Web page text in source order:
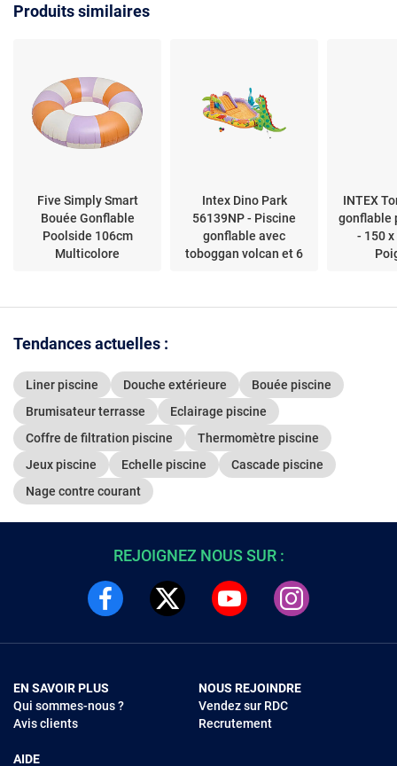
Produits similaires
Five Simply Smart
Bouée Gonflable
Poolside 106cm
Multicolore
Intex Dino Park
56139NP - Piscine
gonflable avec
toboggan volcan et 6
INTEX
gonflable
- 150
Tendances actuelles :
Liner piscine Douche extérieure
Bouée piscine
Brumisateur terrasse
Eclairage piscine
Coffre de filtration piscine
Thermomètre piscine
Jeux piscine
Echelle piscine
Cascade piscine
Nage contre courant
REJOIGNEZ NOUS SUR :
EN SAVOIR PLUS
Qui sommes-nous ?
Avis clients
AIDE
NOUS REJOINDRE
Vendez sur RDC
Recrutement